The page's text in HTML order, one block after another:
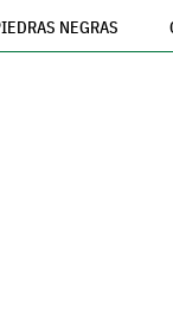
NEGRAS